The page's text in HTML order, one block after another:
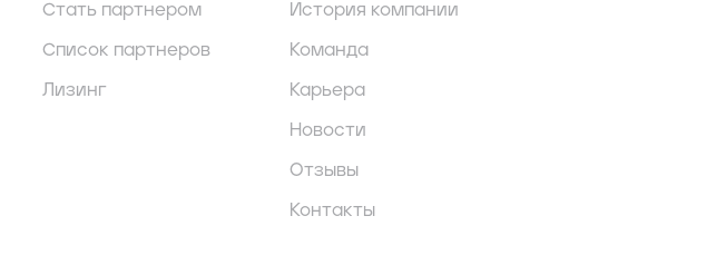
Стать партнером
Список партнеров
Лизинг
История компании
Команда
Карьера
Новости
Отзывы
Контакты